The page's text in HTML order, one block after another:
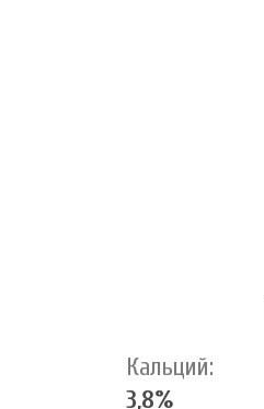
Кальций:
3,8%